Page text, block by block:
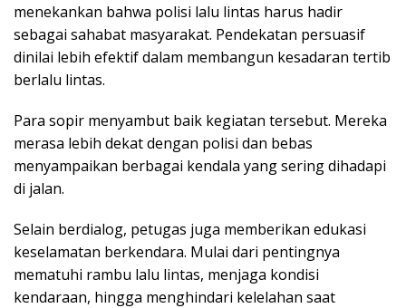
menekankan bahwa polisi lalu lintas harus hadir
sebagai sahabat masyarakat. Pendekatan persuasif
dinilai lebih efektif dalam membangun kesadaran tertib
berlalu lintas.
Para sopir menyambut baik kegiatan tersebut. Mereka
merasa lebih dekat dengan polisi dan bebas
menyampaikan berbagai kendala yang sering dihadapi
di jalan.
Selain berdialog, petugas juga memberikan edukasi
keselamatan berkendara. Mulai dari pentingnya
mematuhi rambu lalu lintas, menjaga kondisi
kendaraan, hingga menghindari kelelahan saat